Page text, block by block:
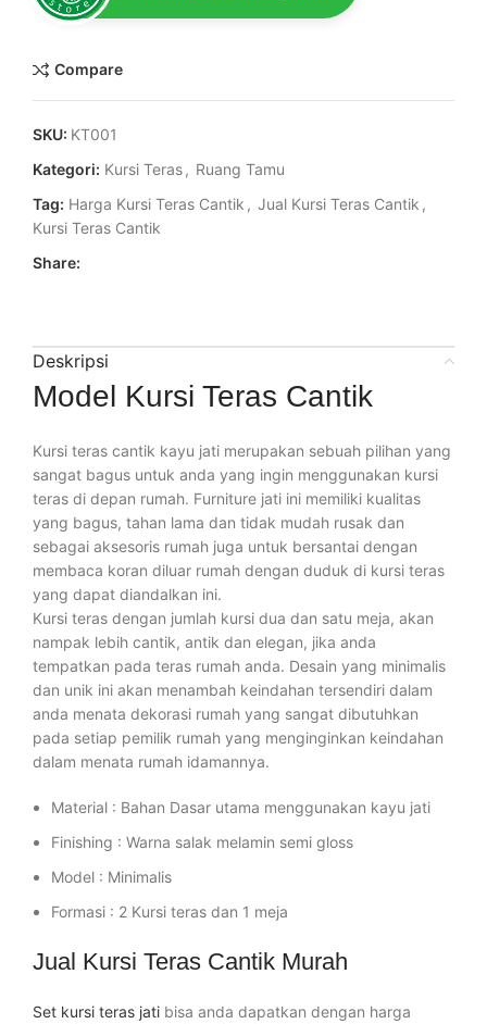
Compare
SKU: KT001
Kategori: Kursi Teras, Ruang Tamu
Tag: Harga Kursi Teras Cantik , Jual Kursi Teras Cantik ,
Kursi Teras Cantik
Share:
Deskripsi
Model Kursi Teras Cantik
Kursi teras cantik kayu jati merupakan sebuah pilihan yang
sangat bagus untuk anda yang ingin menggunakan kursi
teras di depan rumah. Furniture jati ini memiliki kualitas
yang bagus, tahan lama dan tidak mudah rusak dan
sebagai aksesoris rumah juga untuk bersantai dengan
membaca koran diluar rumah dengan duduk di kursi teras
yang dapat diandalkan ini.
Kursi teras dengan jumlah kursi dua dan satu meja, akan
nampak lebih cantik, antik dan elegan, jika anda
tempatkan pada teras rumah anda. Desain yang minimalis
dan unik ini akan menambah keindahan tersendiri dalam
anda menata dekorasi rumah yang sangat dibutuhkan
pada setiap pemilik rumah yang menginginkan keindahan
dalam menata rumah idamannya.
Material : Bahan Dasar utama menggunakan kayu jati
Finishing : Warna salak melamin semi gloss
Model : Minimalis
Formasi : 2 Kursi teras dan 1 meja
Jual Kursi Teras Cantik Murah
Set kursi teras jati bisa anda dapatkan dengan harga